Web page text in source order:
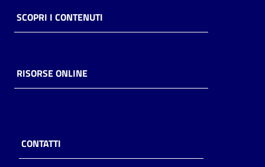
SCOPRI I CONTENUTI
RISORSE ONLINE
CONTATTI